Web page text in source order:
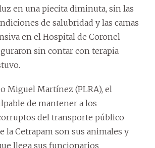
en una piecita diminuta, sin las
de salubridad y las camas
en el Hospital de Coronel
sin contar con terapia
Miguel Martínez (PLRA), el
de mantener a los
del transporte público
la Cetrapam son sus animales y
llega sus funcionarios